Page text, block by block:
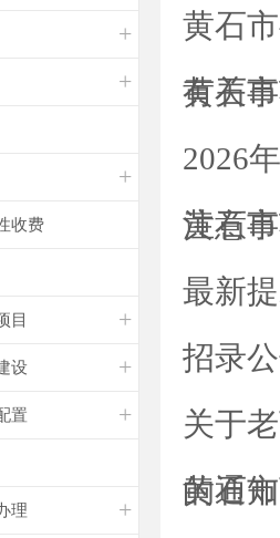
收费
目
设
置
理
黄石
有关
黄石
2026
注意
黄石
最新
招录
关于
的通知
黄石